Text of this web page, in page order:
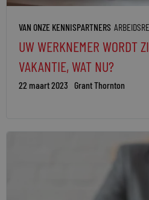
VAN ONZE KENNISPARTNERS
UW WERKNEMER WORDT
VAKANTIE, WAT NU?
22 maart 2023 Grant Thornton